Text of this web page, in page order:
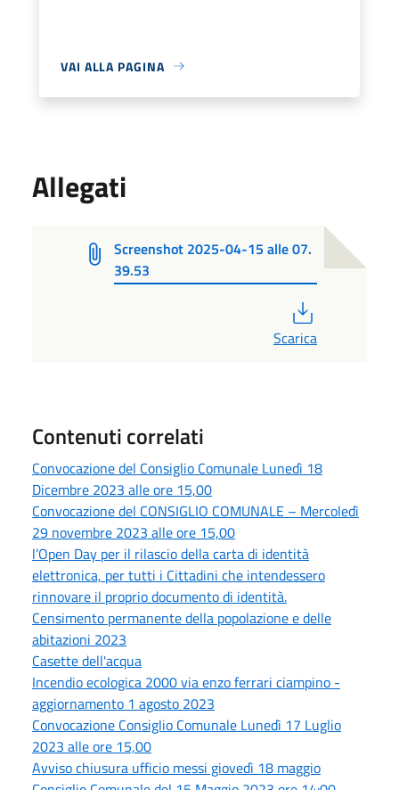
VAI ALLA PAGINA
Allegati
Screenshot 2025-04-15 alle 07.
39.53
Scarica
Contenuti correlati
Convocazione del Consiglio Comunale Lunedì 18
Dicembre 2023 alle ore 15,00
Convocazione del CONSIGLIO COMUNALE – Mercoledì
29 novembre 2023 alle ore 15,00
l’Open Day per il rilascio della carta di identità
elettronica, per tutti i Cittadini che intendessero
rinnovare il proprio documento di identità.
Censimento permanente della popolazione e delle
abitazioni 2023
Casette dell'acqua
Incendio ecologica 2000 via enzo ferrari ciampino -
aggiornamento 1 agosto 2023
Convocazione Consiglio Comunale Lunedì 17 Luglio
2023 alle ore 15,00
Avviso chiusura ufficio messi giovedì 18 maggio